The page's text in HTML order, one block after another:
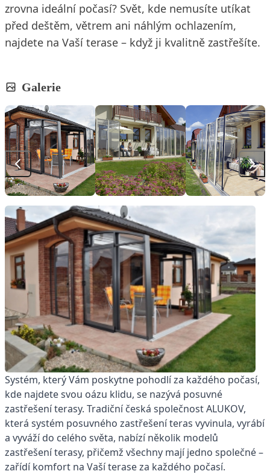
zrovna ideální počasí? Svět, kde nemusíte utíkat
před deštěm, větrem ani náhlým ochlazením,
najdete na Vaší terase – když ji kvalitně zastřešíte.
Galerie
Systém, který Vám poskytne pohodlí za každého počasí,
kde najdete svou oázu klidu, se nazývá posuvné
zastřešení terasy. Tradiční česká společnost ALUKOV,
která systém posuvného zastřešení teras vyvinula, vyrábí
a vyváží do celého světa, nabízí několik modelů
zastřešení terasy, přičemž všechny mají jedno společné –
zařídí komfort na Vaší terase za každého počasí.